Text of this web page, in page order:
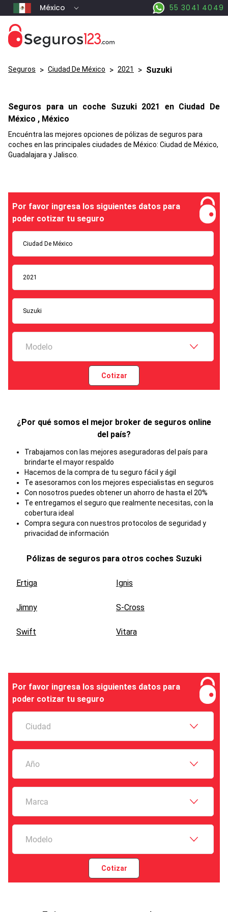
México 55 3041 4049
Seguros > Ciudad De México > 2021 > Suzuki
Seguros para un coche Suzuki2021 en Ciudad De
México , México
Encuéntra las mejores opciones de pólizas de seguros para
coches en las principales ciudades de México: Ciudad de México,
Guadalajara y Jalisco.
Por favor ingresa los siguientes datos para
poder cotizar tu seguro
Ciudad De México
2021
Suzuki
Modelo
Cotizar
¿Por qué somos el mejor broker de seguros online
del país?
Trabajamos con las mejores aseguradoras del país para
brindarte el mayor respaldo
Hacemos de la compra de tu seguro fácil y ágil
Te asesoramos con los mejores especialistas en seguros
Con nosotros puedes obtener un ahorro de hasta el 20%
Te entregamos el seguro que realmente necesitas, con la
cobertura ideal
Compra segura con nuestros protocolos de seguridad y
privacidad de información
Pólizas de seguros para otros coches Suzuki
Ertiga Ignis
Jimny S-Cross
Swift Vitara
Por favor ingresa los siguientes datos para
poder cotizar tu seguro
Ciudad
Año
Marca
Modelo
Cotizar